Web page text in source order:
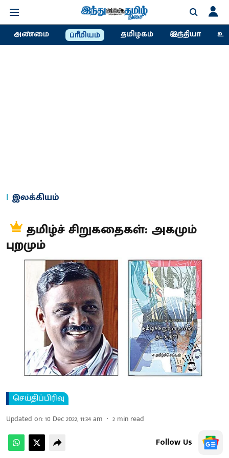
அண்மை ப்ரீமியம் தமிழகம் இந்தியா
இலக்கியம்
தமிழ்ச் சிறுகதைகள்: அகமும்
புறமும்
செய்திப்பிரிவு
Updated on:10 Dec 2022, 11:34 am 2 min read
Follow Us